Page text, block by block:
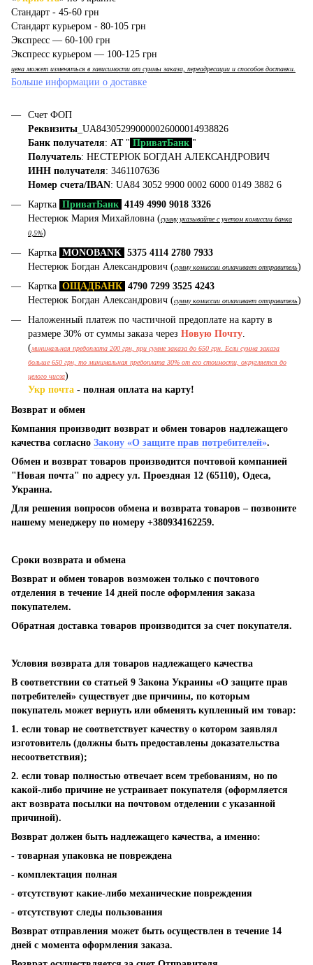
Стандарт - 45-60 грн
Стандарт курьером - 80-105 грн
Экспресс — 60-100 грн
Экспресс курьером — 100-125 грн
цена может изменяться в зависимости от суммы заказа, переадресации и способов доставки.
Больше информации о доставке
Счет ФОП
Реквизиты _UA843052990000026000014938826
Банк получателя: АТ" ПриватБанк "
Получатель: НЕСТЕРЮК БОГДАН АЛЕКСАНДРОВИЧ
ИНН получателя: 3461107636
Номер счета/IBAN: UA84 3052 9900 0002 6000 0149 3882 6
Картка ПриватБанк 4149 4990 9018 3326
Нестерюк Мария Михайловна (сумму указывайте с учетом комиссии банка
0,5%)
Картка MONOBANK 5375 4114 2780 7933
Нестерюк Богдан Александрович (сумму комиссии оплачивает отправитель)
Картка ОЩАДБАНК 4790 7299 3525 4243
Нестерюк Богдан Александрович (сумму комиссии оплачивает отправитель)
Наложенный платеж по частичной предоплате на карту в
размере 30% от суммы заказа через Новую Почту.
(минимальная предоплата 200 грн, при сумме заказа до 650 грн. Если сумма заказа
больше 650 грн, то минимальная предоплата 30% от его стоимости, округляется до
целого числа)
Укр почта - полная оплата на карту!
Возврат и обмен
Компания производит возврат и обмен товаров надлежащего
качества согласно Закону «О защите прав потребителей».
Обмен и возврат товаров производится почтовой компанией
"Новая почта" по адресу ул. Проездная 12 (65110), Одеса,
Украина.
Для решения вопросов обмена и возврата товаров – позвоните
нашему менеджеру по номеру +380934162259.
Сроки возврата и обмена
Возврат и обмен товаров возможен только с почтового
отделения в течение 14 дней после оформления заказа
покупателем.
Обратная доставка товаров производится за счет покупателя.
Условия возврата для товаров надлежащего качества
В соответствии со статьей 9 Закона Украины «О защите прав
потребителей» существует две причины, по которым
покупатель может вернуть или обменять купленный им товар:
1. если товар не соответствует качеству о котором заявлял
изготовитель (должны быть предоставлены доказательства
несоответствия);
2. если товар полностью отвечает всем требованиям, но по
какой-либо причине не устраивает покупателя (оформляется
акт возврата посылки на почтовом отделении с указанной
причиной).
Возврат должен быть надлежащего качества, а именно:
- товарная упаковка не повреждена
- комплектация полная
- отсутствуют какие-либо механические повреждения
- отсутствуют следы пользования
Возврат отправления может быть осуществлен в течение 14
дней с момента оформления заказа.